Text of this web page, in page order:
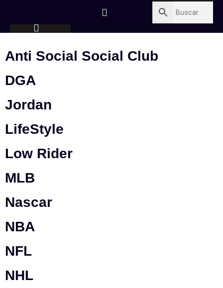
Anti Social Social Club
DGA
Jordan
LifeStyle
Low Rider
MLB
Nascar
NBA
NFL
NHL